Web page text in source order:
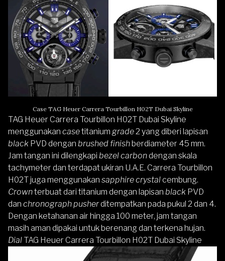
Case TAG Heuer Carrera Tourbillon H02T Dubai Skyline
TAG Heuer Carrera Tourbillon H02T Dubai Skyline
menggunakan casetitanium grade2 yang diberi lapisan
black PVD dengan brushed finishberdiameter 45 mm.
Jam tangan ini dilengkapi bezel carbondengan skala
tachymeter dan terdapat ukiran U.A.E. Carrera Tourbillon
H02T juga menggunakan sapphire crystalcembung.
Crownterbuat dari titanium dengan lapisan black PVD
dan chronograph pusherditempatkan pada pukul 2 dan 4.
Dengan ketahanan air hingga 100 meter, jam tangan
masih aman dipakai untuk berenang dan terkena hujan.
Dial TAG Heuer Carrera Tourbillon H02T Dubai Skyline